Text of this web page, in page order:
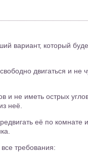
вариант, который
двигаться и не
и не иметь острых
неё.
её по комнате
требования: